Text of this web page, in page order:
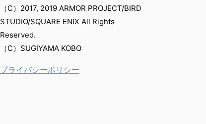
（C）2017, 2019 ARMOR PROJECT/BIRD
STUDIO/SQUARE ENIX All Rights
Reserved.
（C）SUGIYAMA KOBO
プライバシーポリシー